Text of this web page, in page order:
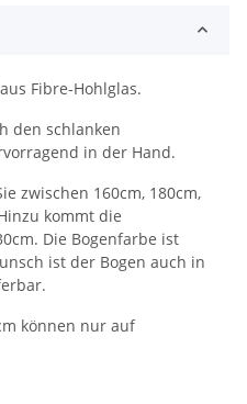
Fibre-Hohlglas.
den schlanken
in der Hand.
zwischen 160cm, 180cm,
kommt die
Die Bogenfarbe ist
ist der Bogen auch in
können nur auf